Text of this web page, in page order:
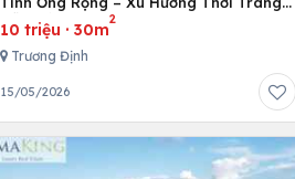
Dẫn Đầu Giới Trẻ Hiện Nay
10 triệu · 30m
2
Trương Định
15/05/2026